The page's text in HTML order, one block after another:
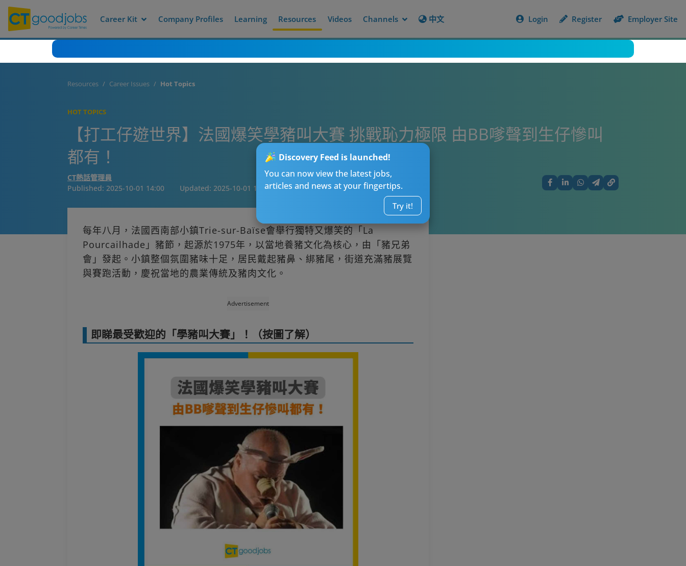
Career Kit Company Profiles Learning Resources Videos Channels 中文 Login Register Employer Site
Discovery Feed is launched!
You can now view the latest jobs,
articles and news at your fingertips.
Try it!
Resources Career Issues Hot Topics
HOT TOPICS
【打工仔遊世界】法國爆笑學豬叫大賽 挑戰恥力極限 由BB嗲聲到生仔慘叫
都有！
CT熱話管理員
Published: 2025-10-01 14:00 Updated: 2025-10-01 14:00
每年八月，法國西南部小鎮Trie-sur-Baïse會舉行獨特又爆笑的「La
Pourcailhade」豬節，起源於1975年，以當地養豬文化為核心，由「豬兄弟
會」發起。小鎮整個氛圍豬味十足，居民戴起豬鼻、綁豬尾，街道充滿豬展覽
與賽跑活動，慶祝當地的農業傳統及豬肉文化。
Advertisement
即睇最受歡迎的「學豬叫大賽」！（按圖了解）